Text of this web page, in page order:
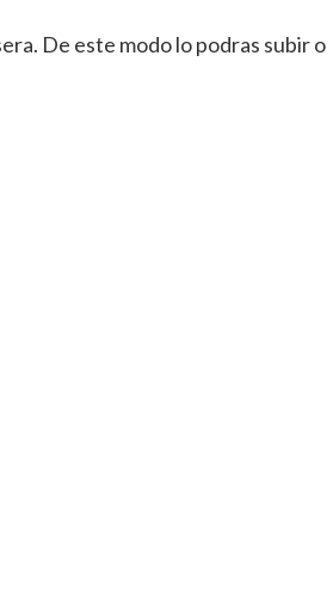
De este modo lo podras subir o